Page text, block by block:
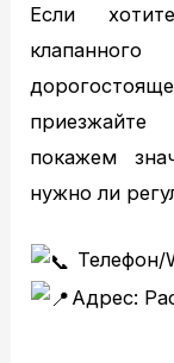
Если
покажем
нужно ли
Телефон/
Адрес: